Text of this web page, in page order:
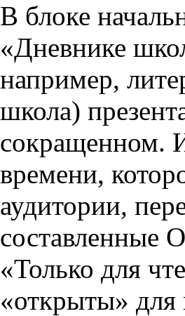
В блоке
«Дневнике
например,
школа)
сокращенном.
времени,
аудитории,
составленные
«Только для
«открыты» для